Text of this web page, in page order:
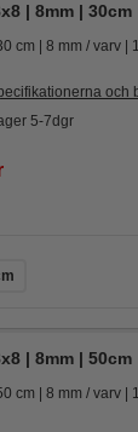
| 8mm | 30cm
cm 8 mm / varv
och
5-7dgr
| 8mm | 50cm
cm 8 mm / varv